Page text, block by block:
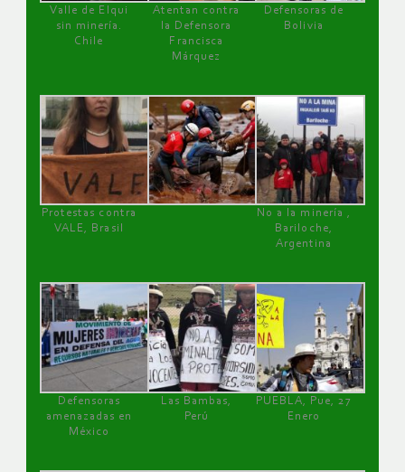
Valle de Elqui
sin minería.
Chile
Atentan contra
la Defensora
Francisca
Márquez
Defensoras de
Bolivia
Protestas contra
VALE, Brasil
No a la minería ,
Bariloche,
Argentina
Defensoras
amenazadas en
México
Las Bambas,
Perú
PUEBLA, Pue, 27
Enero